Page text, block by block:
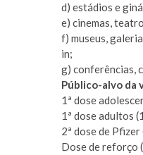
d) estádios e
e) cinemas,
f) museus,
in;
g) conferências,
Público-alvo da
1ª dose
1ª dose adultos
2ª dose de
Dose de reforço